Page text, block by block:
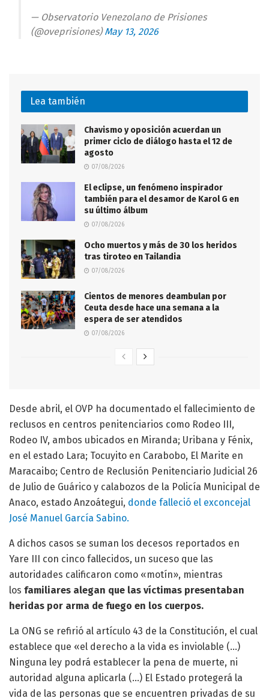
— Observatorio Venezolano de Prisiones
(@oveprisiones)May 13, 2026
Lea también
Chavismo y oposición acuerdan un
primer ciclo de diálogo hasta el 12 de
agosto
07/08/2026
El eclipse, un fenómeno inspirador
también para el desamor de Karol G en
su último álbum
07/08/2026
Ocho muertos y más de 30 los heridos
tras tiroteo en Tailandia
07/08/2026
Cientos de menores deambulan por
Ceuta desde hace una semana a la
espera de ser atendidos
07/08/2026
Desde abril, el OVP ha documentado el fallecimiento de
reclusos en centros penitenciarios como Rodeo III,
Rodeo IV, ambos ubicados en Miranda; Uribana y Fénix,
en el estado Lara; Tocuyito en Carabobo, El Marite en
Maracaibo; Centro de Reclusión Penitenciario Judicial 26
de Julio de Guárico y calabozos de la Policía Municipal de
Anaco, estado Anzoátegui, donde falleció el exconcejal
José Manuel García Sabino.
A dichos casos se suman los decesos reportados en
Yare III con cinco fallecidos, un suceso que las
autoridades calificaron como «motín», mientras
los familiares alegan que las víctimas presentaban
heridas por arma de fuego en los cuerpos.
La ONG se refirió al artículo 43 de la Constitución, el cual
establece que «el derecho a la vida es inviolable (…)
Ninguna ley podrá establecer la pena de muerte, ni
autoridad alguna aplicarla (…) El Estado protegerá la
vida de las personas que se encuentren privadas de su